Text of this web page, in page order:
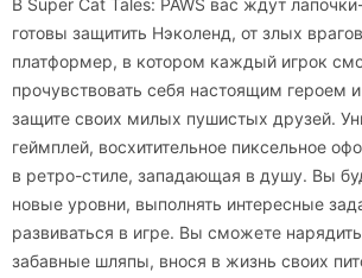
В Super Cat Tales: PAWS вас ждут
готовы защитить Нэколенд, от злых
платформер, в котором каждый игрок
прочувствовать себя настоящим героем
защите своих милых пушистых друзей.
геймплей, восхитительное пиксельное
в ретро-стиле, западающая в душу. Вы
новые уровни, выполнять интересные
развиваться в игре. Вы сможете
забавные шляпы, внося в жизнь своих